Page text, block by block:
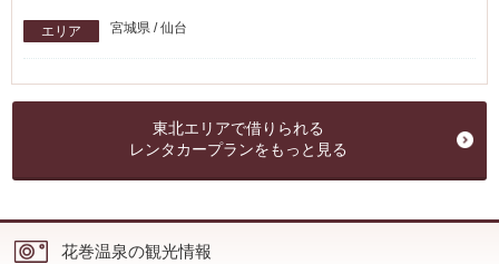
エリア 宮城県 / 仙台
東北エリアで借りられる
レンタカープランをもっと見る
花巻温泉の観光情報